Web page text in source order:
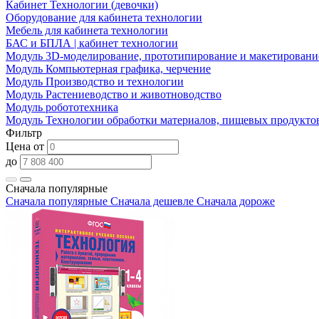
Кабинет Технологии (девочки)
Оборудование для кабинета технологии
Мебель для кабинета технологии
БАС и БПЛА | кабинет технологии
Модуль 3D-моделирование, прототипирование и
Модуль Компьютерная графика, черчение
Модуль Производство и технологии
Модуль Растениеводство и животноводство
Модуль робототехника
Модуль Технологии обработки материалов, пищевых
Фильтр
Цена от
до
Сначала популярные
Сначала популярные Сначала дешевле Сначала дороже